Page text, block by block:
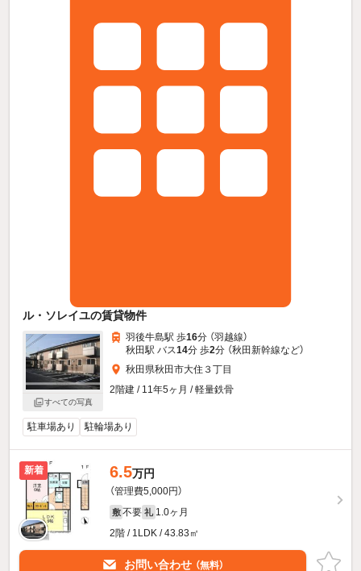
ル・ソレイユの賃貸物件
すべての写真
羽後牛島駅 歩16分 （羽越線）
秋田駅 バス14分 歩2分 （秋田新幹線など）
秋田県秋田市大住３丁目
2階建 / 11年5ヶ月 / 軽量鉄骨
駐車場あり 駐輪場あり
新着 6.5万円
（管理費5,000円）
敷 不要 礼 1.0ヶ月
2階 / 1LDK / 43.83㎡
お問い合わせ （無料）